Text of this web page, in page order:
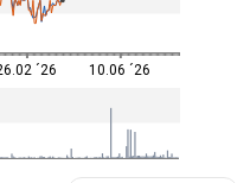
´26 10.06 ´26